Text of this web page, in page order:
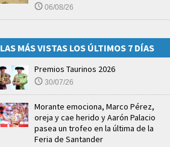
06/08/26
LAS MÁS VISTAS LOS ÚLTIMOS 7 DÍAS
Premios Taurinos 2026
30/07/26
Morante emociona, Marco Pérez,
oreja y cae herido y Aarón Palacio
pasea un trofeo en la última de la
Feria de Santander